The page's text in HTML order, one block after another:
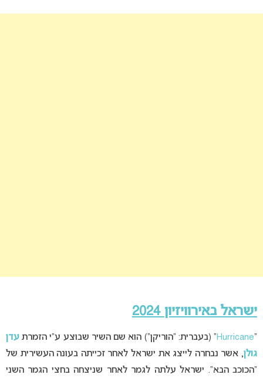
ישראל באירוויזיון 2024
Hurricane” (בעברית: “הוריקן”) הוא שם השיר שבוצע ע”י הזמרת עדן
גולן, אשר נבחרה לייצג את ישראל לאחר זכייתה בעונה העשירית של
“הכוכב הבא”. ישראל עלתה לגמר לאחר שניצחה בחצי הגמר השני